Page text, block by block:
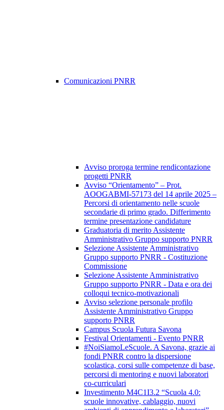
Comunicazioni PNRR
Avviso proroga termine rendicontazione
progetti PNRR
Avviso “Orientamento” – Prot.
AOOGABMI-57173 del 14 aprile 2025 –
Percorsi di orientamento nelle scuole
secondarie di primo grado. Differimento
termine presentazione candidature
Graduatoria di merito Assistente
Amministrativo Gruppo supporto PNRR
Selezione Assistente Amministrativo
Gruppo supporto PNRR - Costituzione
Commissione
Selezione Assistente Amministrativo
Gruppo supporto PNRR - Data e ora dei
colloqui tecnico-motivazionali
Avviso selezione personale profilo
Assistente Amministrativo Gruppo
supporto PNRR
Campus Scuola Futura Savona
Festival Orientamenti - Evento PNRR
#NoiSiamoLeScuole. A Savona, grazie ai
fondi PNRR contro la dispersione
scolastica, corsi sulle competenze di base,
percorsi di mentoring e nuovi laboratori
co-curriculari
Investimento M4C1I3.2 “Scuola 4.0:
scuole innovative, cablaggio, nuovi